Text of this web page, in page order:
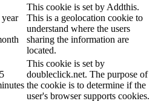
year
This cookie is set by Addthis.
This is a geolocation cookie to
understand where the users
sharing the information are
located.
This cookie is set by
doubleclick.net. The purpose of
the cookie is to determine if the
user's browser supports cookies.